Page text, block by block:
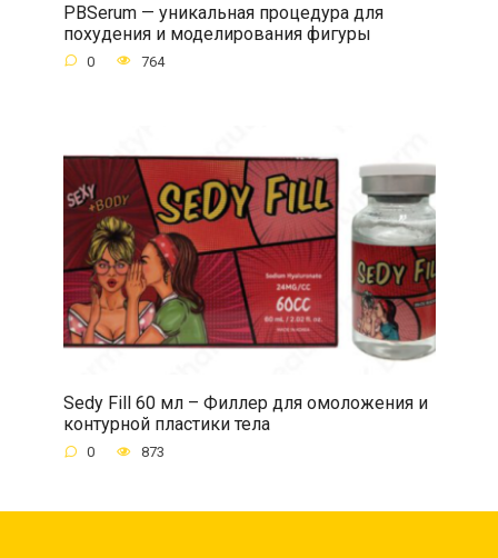
PBSerum — уникальная процедура для
похудения и моделирования фигуры
0 764
Sedy Fill 60 мл – Филлер для омоложения и
контурной пластики тела
0 873